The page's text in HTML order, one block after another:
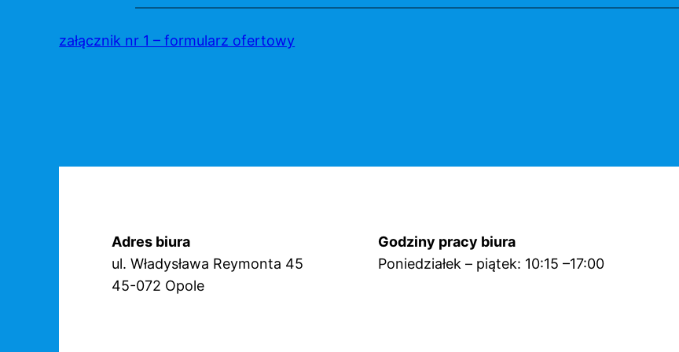
załącznik nr 1 – formularz ofertowy
Adres biura
ul. Władysława Reymonta 45
45-072 Opole
Godziny pracy biura
Poniedziałek – piątek: 10:15 –17:00